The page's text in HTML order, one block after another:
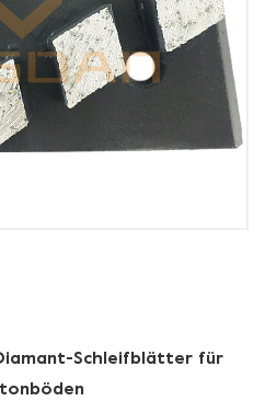
Schleifblätter für